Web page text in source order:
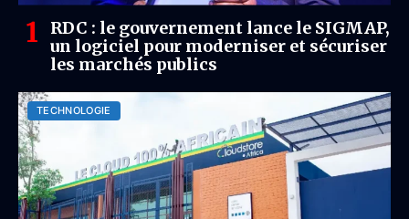
RDC : le gouvernement lance le SIGMAP,
un logiciel pour moderniser et sécuriser
les marchés publics
TECHNOLOGIE